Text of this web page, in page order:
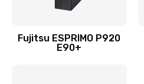
Fujitsu ESPRIMO P920
E90+